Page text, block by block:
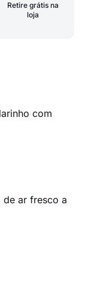
Retire grátis na
loja
com
de ar fresco a